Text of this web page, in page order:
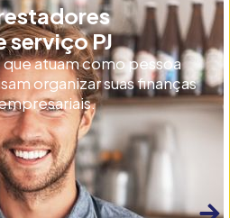
serviço PJ
que atuam como pessoa
organizar suas finanças